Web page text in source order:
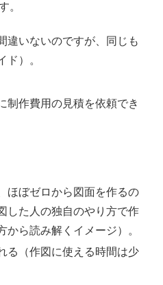
。
違いないのですが、同じも
ド）。
制作費用の見積を依頼でき
ほぼゼロから図面を作るの
した人の独自のやり方で作
から読み解くイメージ）。
る（作図に使える時間は少